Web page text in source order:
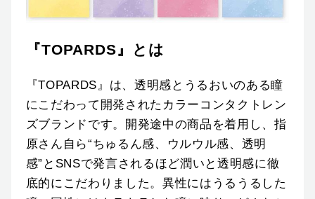
『TOPARDS』とは
『TOPARDS』は、透明感とうるおいのある瞳
にこだわって開発されたカラーコンタクトレン
ズブランドです。開発途中の商品を着用し、指
原さん自ら“ちゅるん感、ウルウル感、透明
感”とSNSで発言されるほど潤いと透明感に徹
底的にこだわりました。異性にはうるうるした